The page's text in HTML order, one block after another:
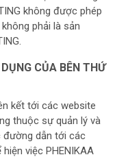
không được phép
phải là sản
CỦA BÊN THỨ
kết tới các website
thuộc sự quản lý và
đường dẫn tới các
việc PHENIKAA